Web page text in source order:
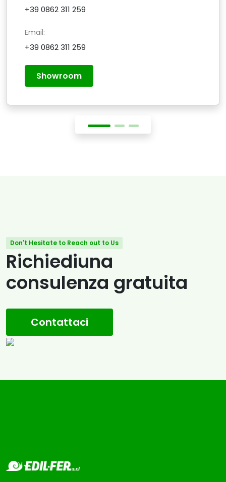
+39 0862 311 259
Email:
+39 0862 311 259
Showroom
Don't Hesitate to Reach out to Us
Richiediuna
consulenza gratuita
Contattaci